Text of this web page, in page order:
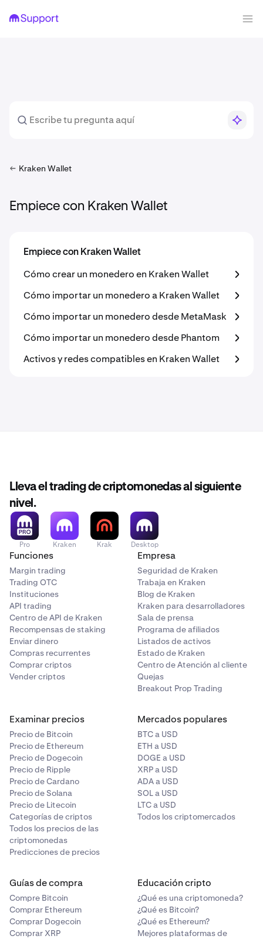
Kraken Wallet
Empiece con Kraken Wallet
Empiece con Kraken Wallet
Cómo crear un monedero en Kraken Wallet
Cómo importar un monedero a Kraken Wallet
Cómo importar un monedero desde MetaMask
Cómo importar un monedero desde Phantom
Activos y redes compatibles en Kraken Wallet
Lleva el trading de criptomonedas al siguiente
nivel.
Pro Kraken Krak Desktop
Funciones
Margin trading
Trading OTC
Instituciones
API trading
Centro de API de Kraken
Recompensas de staking
Enviar dinero
Compras recurrentes
Comprar criptos
Vender criptos
Empresa
Seguridad de Kraken
Trabaja en Kraken
Blog de Kraken
Kraken para desarrolladores
Sala de prensa
Programa de afiliados
Listados de activos
Estado de Kraken
Centro de Atención al cliente
Quejas
Breakout Prop Trading
Examinar precios
Precio de Bitcoin
Precio de Ethereum
Precio de Dogecoin
Precio de Ripple
Precio de Cardano
Precio de Solana
Precio de Litecoin
Categorías de criptos
Todos los precios de las
criptomonedas
Predicciones de precios
Mercados populares
BTC a USD
ETH a USD
DOGE a USD
XRP a USD
ADA a USD
SOL a USD
LTC a USD
Todos los criptomercados
Guías de compra
Compre Bitcoin
Comprar Ethereum
Comprar Dogecoin
Comprar XRP
Educación cripto
¿Qué es una criptomoneda?
¿Qué es Bitcoin?
¿Qué es Ethereum?
Mejores plataformas de